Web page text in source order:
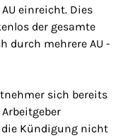
einreicht. Dies
der gesamte
durch mehrere AU -
sich bereits
Kündigung nicht